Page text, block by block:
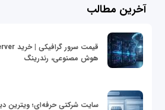
آخرین مطالب
هوش مصنوعی، رندرینگ
سایت شرکتی حرفه‌ای؛ ویترین